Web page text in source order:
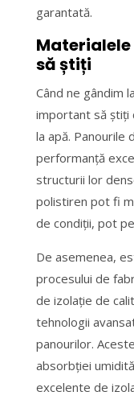
garantată.
să știți
Când ne gândim
important să știți
la apă. Panourile
performanță
structurii lor
polistiren pot fi
de condiții, pot
De asemenea,
procesului de
de izolație de
tehnologii
panourilor.
absorbției
excelente de